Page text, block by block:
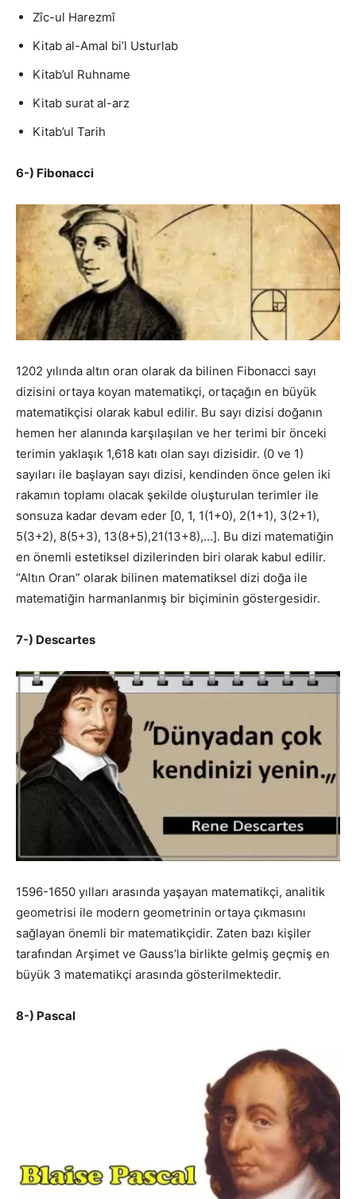
Zîc-ul Harezmî
Kitab al-Amal bi’l Usturlab
Kitab’ul Ruhname
Kitab surat al-arz
Kitab’ul Tarih
6-) Fibonacci
1202 yılında altın oran olarak da bilinen Fibonacci sayı
dizisini ortaya koyan matematikçi, ortaçağın en büyük
matematikçisi olarak kabul edilir. Bu sayı dizisi doğanın
hemen her alanında karşılaşılan ve her terimi bir önceki
terimin yaklaşık 1,618 katı olan sayı dizisidir. (0 ve 1)
sayıları ile başlayan sayı dizisi, kendinden önce gelen iki
rakamın toplamı olacak şekilde oluşturulan terimler ile
sonsuza kadar devam eder [0, 1, 1(1+0), 2(1+1), 3(2+1),
5(3+2), 8(5+3), 13(8+5),21(13+8),…]. Bu dizi matematiğin
en önemli estetiksel dizilerinden biri olarak kabul edilir.
“Altın Oran” olarak bilinen matematiksel dizi doğa ile
matematiğin harmanlanmış bir biçiminin göstergesidir.
7-) Descartes
1596-1650 yılları arasında yaşayan matematikçi, analitik
geometrisi ile modern geometrinin ortaya çıkmasını
sağlayan önemli bir matematikçidir. Zaten bazı kişiler
tarafından Arşimet ve Gauss’la birlikte gelmiş geçmiş en
büyük 3 matematikçi arasında gösterilmektedir.
8-) Pascal